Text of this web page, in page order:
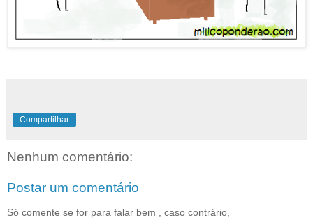
Compartilhar
Nenhum comentário:
Postar um comentário
Só comente se for para falar bem , caso contrário,